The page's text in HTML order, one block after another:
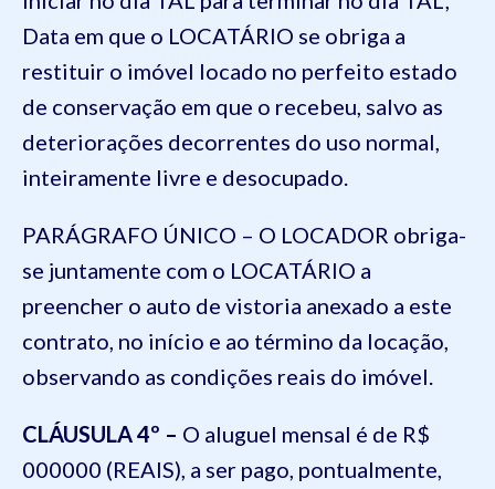
Data em que o LOCATÁRIO se obriga a
restituir o imóvel locado no perfeito estado
de conservação em que o recebeu, salvo as
deteriorações decorrentes do uso normal,
inteiramente livre e desocupado.
PARÁGRAFO ÚNICO – O LOCADOR obriga-
se juntamente com o LOCATÁRIO a
preencher o auto de vistoria anexado a este
contrato, no início e ao término da locação,
observando as condições reais do imóvel.
CLÁUSULA 4º – O aluguel mensal é de R$
000000 (REAIS), a ser pago, pontualmente,